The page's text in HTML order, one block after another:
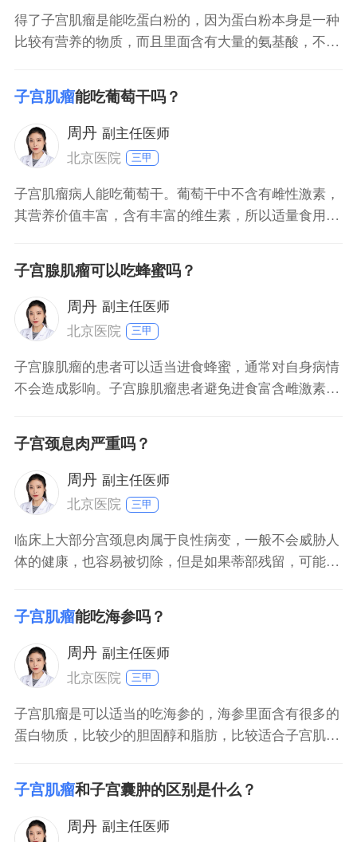
得了子宫肌瘤是能吃蛋白粉的，因为蛋白粉本身是一种
比较有营养的物质，而且里面含有大量的氨基酸，不含
性，但是吃的时候也要控制住量，不要一次性吃的过
多，否则效果可能会适得其反。
子宫肌瘤能吃葡萄干吗？
周丹 副主任医师
北京医院
三甲
子宫肌瘤病人能吃葡萄干。葡萄干中不含有雌性激素，
其营养价值丰富，含有丰富的维生素，所以适量食用可
变化情况。饮食方面要少吃豆制品、蜂王浆、红枣、羊
肉、蜂蜜、洋葱等辛辣刺激的食物，防止一些保健品及
含雌激素的食
子宫腺肌瘤可以吃蜂蜜吗？
周丹 副主任医师
北京医院
三甲
子宫腺肌瘤的患者可以适当进食蜂蜜，通常对自身病情
不会造成影响。子宫腺肌瘤患者避免进食富含雌激素的
激素，所以可适当食用。进食蜂蜜可以促进胃肠道蠕
动，缓解便秘症状，同时可以补充身体需要的能量以及
有美容养颜的作用。子宫腺肌瘤的患者平时可以增加新
鲜蔬菜、水果的
子宫颈息肉严重吗？
周丹 副主任医师
北京医院
三甲
临床上大部分宫颈息肉属于良性病变，一般不会威胁人
体的健康，也容易被切除，但是如果蒂部残留，可能会
紊乱等因素有关，该病通常不会引起明显的症状表现，
少部分女性可能存在月经失调、白带增多、阴道异常出
血等现象，如果女性出现上述情况，必要时可以根据医
生的指导通过
子宫肌瘤能吃海参吗？
周丹 副主任医师
北京医院
三甲
子宫肌瘤是可以适当的吃海参的，海参里面含有很多的
蛋白物质，比较少的胆固醇和脂肪，比较适合子宫肌瘤
钙的效果很好，但是有的海鲜过敏的病人还是不建议食
用。
子宫肌瘤和子宫囊肿的区别是什么？
周丹 副主任医师